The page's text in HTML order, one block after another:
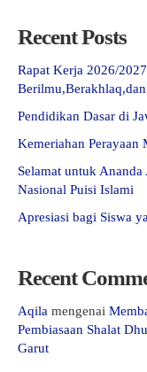
Recent Posts
Rapat Kerja 2026/
Berilmu,Berakhlaq,dan
Pendidikan Dasar di
Kemeriahan
Selamat untuk
Nasional Puisi Islami
Apresiasi bagi Siswa
Recent
Aqila mengenai
Pembiasaan Shalat
Garut